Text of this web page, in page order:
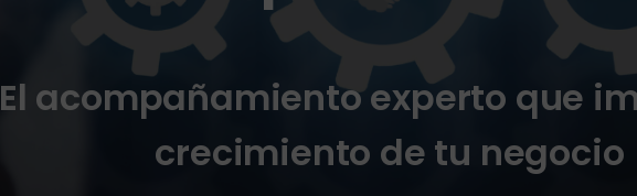
El acompañamiento experto que
crecimiento de tu negocio